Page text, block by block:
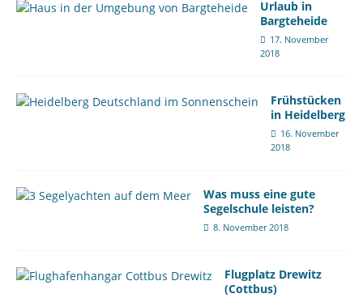
Urlaub in
Bargteheide
17. November
2018
Frühstücken
in Heidelberg
16. November
2018
Was muss eine gute
Segelschule leisten?
8. November 2018
Flugplatz Drewitz
(Cottbus)